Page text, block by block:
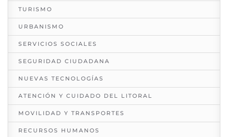
TURISMO
URBANISMO
SERVICIOS SOCIALES
SEGURIDAD CIUDADANA
NUEVAS TECNOLOGÍAS
ATENCIÓN Y CUIDADO DEL LITORAL
MOVILIDAD Y TRANSPORTES
RECURSOS HUMANOS